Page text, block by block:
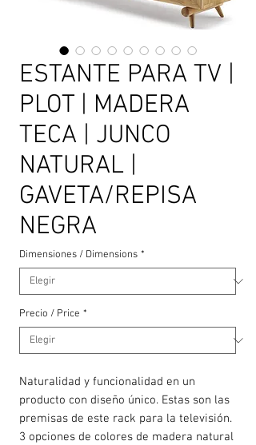
ESTANTE PARA TV |
PLOT | MADERA
TECA | JUNCO
NATURAL |
GAVETA/REPISA
NEGRA
Dimensiones / Dimensions *
Precio / Price *
Naturalidad y funcionalidad en un
producto con diseño único. Estas son las
premisas de este rack para la televisión.
3 opciones de colores de madera natural